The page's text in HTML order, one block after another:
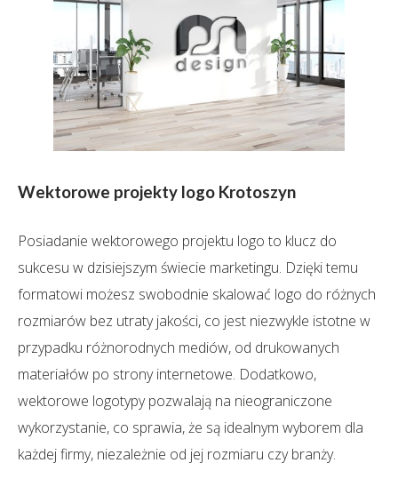
Wektorowe projekty logo Krotoszyn
Posiadanie wektorowego projektu logo to klucz do
sukcesu w dzisiejszym świecie marketingu. Dzięki temu
formatowi możesz swobodnie skalować logo do różnych
rozmiarów bez utraty jakości, co jest niezwykle istotne w
przypadku różnorodnych mediów, od drukowanych
materiałów po strony internetowe. Dodatkowo,
wektorowe logotypy pozwalają na nieograniczone
wykorzystanie, co sprawia, że są idealnym wyborem dla
każdej firmy, niezależnie od jej rozmiaru czy branży.